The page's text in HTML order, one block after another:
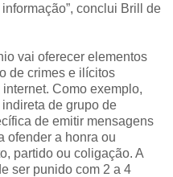
conclui Brill de
vai oferecer elementos
de crimes e ilícitos
Como exemplo,
de grupo de
de emitir mensagens
ofender a honra ou
partido ou coligação. A
ser punido com 2 a 4